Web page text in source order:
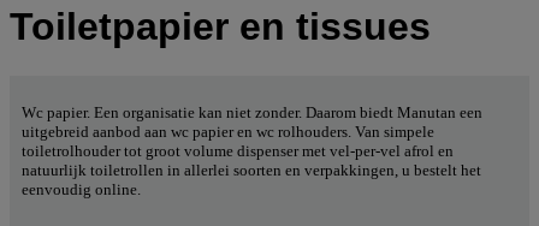
Toiletpapier en tissues
Wc papier. Een organisatie kan niet zonder. Daarom biedt Manutan een
uitgebreid aanbod aan wc papier en wc rolhouders. Van simpele
toiletrolhouder tot groot volume dispenser met vel-per-vel afrol en
natuurlijk toiletrollen in allerlei soorten en verpakkingen, u bestelt het
eenvoudig online.